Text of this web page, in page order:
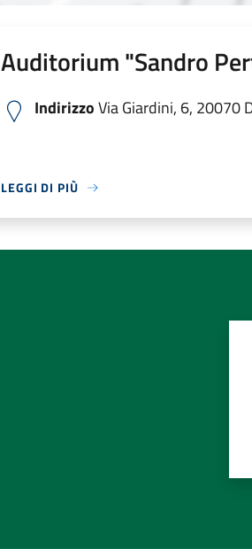
Auditorium "Sandro
IndirizzoVia Giardini, 6, 20070
LEGGI DI PIÙ